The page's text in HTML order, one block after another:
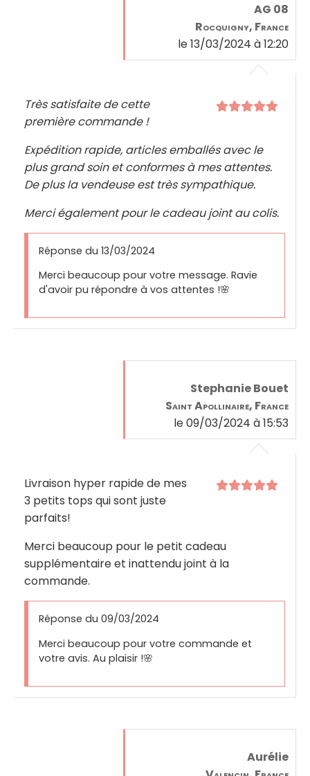
AG 08
Rocquigny, France
le 13/03/2024 à 12:20
Très satisfaite de cette
première commande !
Expédition rapide, articles emballés avec le
plus grand soin et conformes à mes attentes.
De plus la vendeuse est très sympathique.
Merci également pour le cadeau joint au colis.
Réponse du 13/03/2024
Merci beaucoup pour votre message. Ravie
d'avoir pu répondre à vos attentes !🌸
Stephanie Bouet
Saint Apollinaire, France
le 09/03/2024 à 15:53
Livraison hyper rapide de mes
3 petits tops qui sont juste
parfaits!
Merci beaucoup pour le petit cadeau
supplémentaire et inattendu joint à la
commande.
Réponse du 09/03/2024
Merci beaucoup pour votre commande et
votre avis. Au plaisir !🌸
Aurélie